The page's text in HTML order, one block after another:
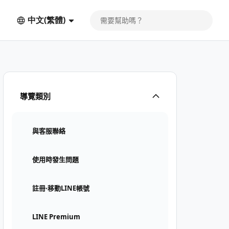
中文(繁體)
導覽類別
與客服聯絡
使用時發生問題
註冊⋅移動LINE帳號
LINE Premium